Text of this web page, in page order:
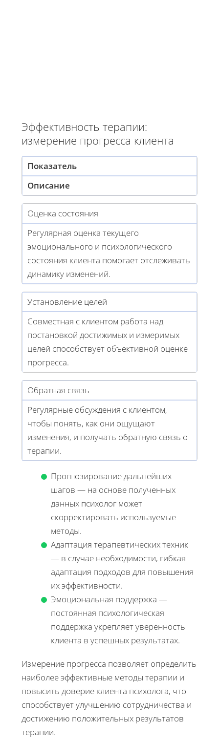
Эффективность терапии:
измерение прогресса клиента
Показатель
Описание
Оценка состояния
Регулярная оценка текущего
эмоционального и психологического
состояния клиента помогает отслеживать
динамику изменений.
Установление целей
Совместная с клиентом работа над
постановкой достижимых и измеримых
целей способствует объективной оценке
прогресса.
Обратная связь
Регулярные обсуждения с клиентом,
чтобы понять, как они ощущают
изменения, и получать обратную связь о
терапии.
Прогнозирование дальнейших
шагов — на основе полученных
данных психолог может
скорректировать используемые
методы.
Адаптация терапевтических техник
— в случае необходимости, гибкая
адаптация подходов для повышения
их эффективности.
Эмоциональная поддержка —
постоянная психологическая
поддержка укрепляет уверенность
клиента в успешных результатах.
Измерение прогресса позволяет определить
наиболее эффективные методы терапии и
повысить доверие клиента психолога, что
способствует улучшению сотрудничества и
достижению положительных результатов
терапии.